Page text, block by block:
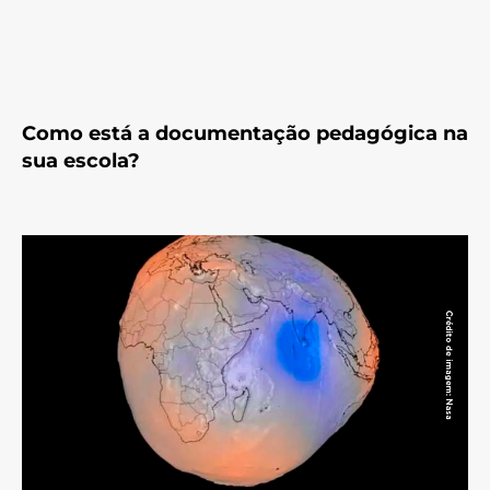
Como está a documentação pedagógica na
sua escola?